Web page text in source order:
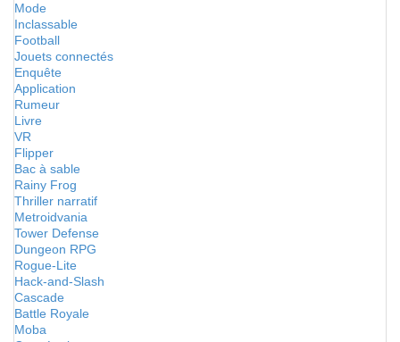
Mode
Inclassable
Football
Jouets connectés
Enquête
Application
Rumeur
Livre
VR
Flipper
Bac à sable
Rainy Frog
Thriller narratif
Metroidvania
Tower Defense
Dungeon RPG
Rogue-Lite
Hack-and-Slash
Cascade
Battle Royale
Moba